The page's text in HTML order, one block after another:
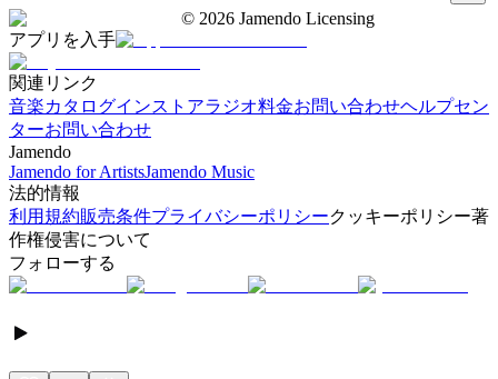
© 2026 Jamendo Licensing
アプリを入手
関連リンク
音楽カタログインストアラジオ料金お問い合わせヘルプセン
ターお問い合わせ
Jamendo
Jamendo for ArtistsJamendo Music
法的情報
利用規約販売条件プライバシーポリシークッキーポリシー著
作権侵害について
フォローする